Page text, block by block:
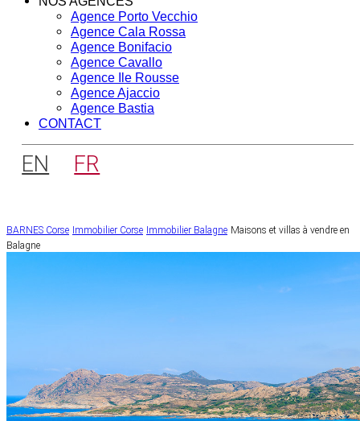
Agence Porto Vecchio
Agence Cala Rossa
Agence Bonifacio
Agence Cavallo
Agence Ile Rousse
Agence Ajaccio
Agence Bastia
CONTACT
EN FR
BARNES Corse Immobilier Corse Immobilier Balagne Maisons et villas à vendre en
Balagne